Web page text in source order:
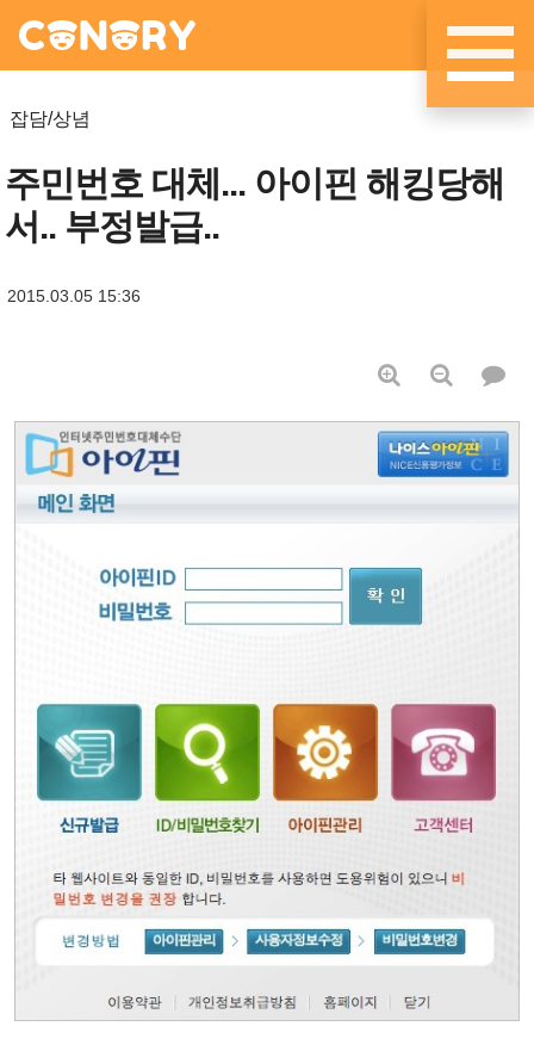
잡담/상념
주민번호 대체... 아이핀 해킹당해
서.. 부정발급..
2015.03.05 15:36